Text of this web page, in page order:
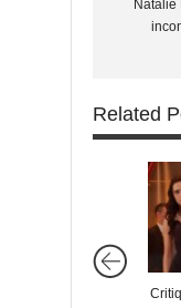
Natalie
Related